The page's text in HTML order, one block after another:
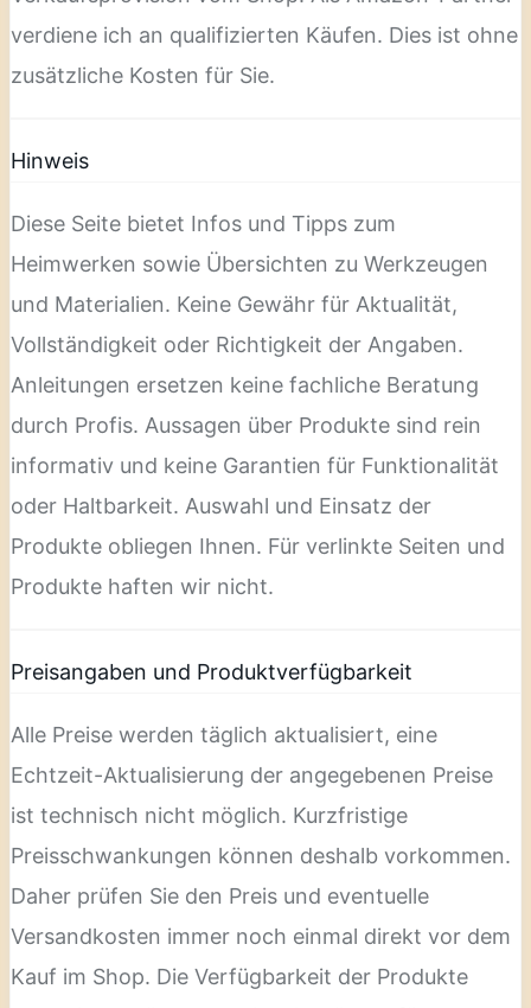
verdiene ich an qualifizierten Käufen. Dies ist ohne
zusätzliche Kosten für Sie.
Hinweis
Diese Seite bietet Infos und Tipps zum
Heimwerken sowie Übersichten zu Werkzeugen
und Materialien. Keine Gewähr für Aktualität,
Vollständigkeit oder Richtigkeit der Angaben.
Anleitungen ersetzen keine fachliche Beratung
durch Profis. Aussagen über Produkte sind rein
informativ und keine Garantien für Funktionalität
oder Haltbarkeit. Auswahl und Einsatz der
Produkte obliegen Ihnen. Für verlinkte Seiten und
Produkte haften wir nicht.
Preisangaben und Produktverfügbarkeit
Alle Preise werden täglich aktualisiert, eine
Echtzeit-Aktualisierung der angegebenen Preise
ist technisch nicht möglich. Kurzfristige
Preisschwankungen können deshalb vorkommen.
Daher prüfen Sie den Preis und eventuelle
Versandkosten immer noch einmal direkt vor dem
Kauf im Shop. Die Verfügbarkeit der Produkte